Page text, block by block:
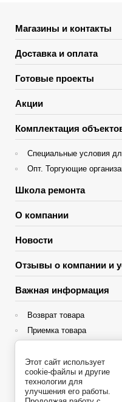
Магазины и контакты
Доставка и оплата
Готовые проекты
Акции
Комплектация
Специальные условия
Опт. Торгующие
Школа ремонта
О компании
Новости
Отзывы о компании и
Важная информация
Возврат товара
Приемка товара
Политика
Яндекс Сплит
Этот сайт использует
cookie-файлы и другие
технологии для
улучшения его работы.